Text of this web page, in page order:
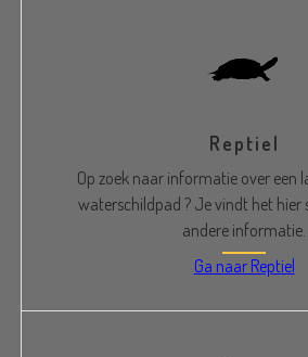
Reptiel
Op zoek naar informatie over een
waterschildpad ? Je vindt het hier
andere informatie.
Ga naar Reptiel